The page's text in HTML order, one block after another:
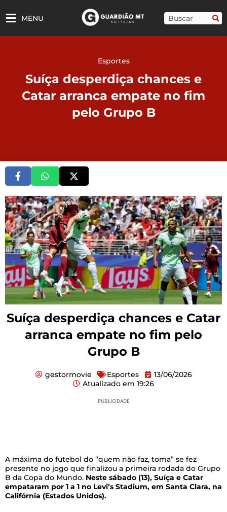
para
MENU Pesquisar
Esportes
Suíça desperdiça chances e
Catar arranca empate no fim
pelo Grupo B
Suíça desperdiça chances e Catar
arranca empate no fim pelo
Grupo B
gestormovie Esportes
13/06/2026
Atualizado em 19:26
PUBLICIDADE
A máxima do futebol do “quem não faz, toma” se fez
presente no jogo que finalizou a primeira rodada do Grupo
B da Copa do Mundo. Neste sábado (13), Suíça e Catar
empataram por 1 a 1 no Levi’s Stadium, em Santa Clara, na
Califórnia (Estados Unidos).